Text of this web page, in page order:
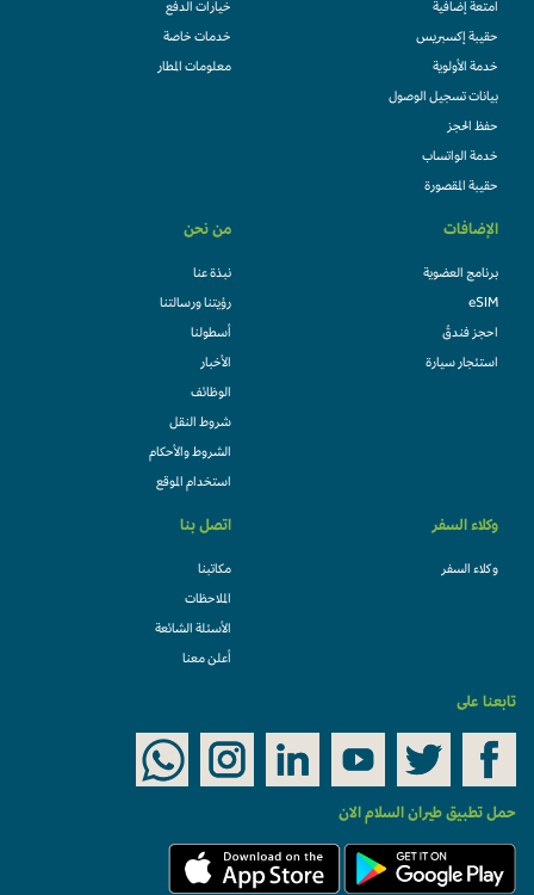
امتعة إضافية
حقيبة إكسبريس
خدمة الأولوية
بيانات تسجيل الوصول
حفظ الحجز
خدمة الواتساب
حقيبة المقصورة
خيارات الدفع
خدمات خاصة
معلومات المطار
الإضافات
برنامج العضوية
eSIM
احجز فندقً
استئجار سيارة
من نحن
نبذة عنا
رؤيتنا ورسالتنا
أسطولنا
الأخبار
الوظائف
شروط النقل
الشروط والأحكام
استخدام الموقع
وكلاء السفر
وكلاء السفر
اتصل بنا
مكاتبنا
الملاحظات
الأسئلة الشائعة
أعلن معنا
تابعنا على
حمل تطبيق طيران السلام الان